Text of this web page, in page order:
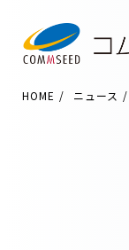
HOME ニュース